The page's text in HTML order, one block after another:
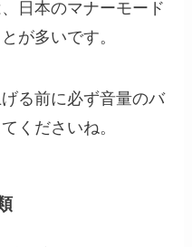
日本のマナーモード
が多いです。
る前に必ず音量のバ
くださいね。